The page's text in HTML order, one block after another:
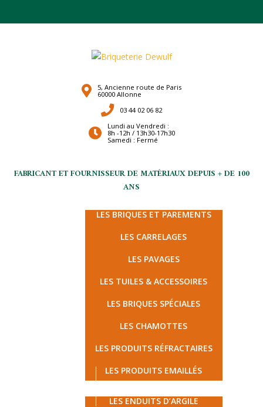
5, Ancienne route de Paris
60000 Allonne
03 44 02 06 82
Lundi au Vendredi :
8h -12h / 13h30-17h30
Samedi : Fermé
FABRICANT ET FOURNISSEUR DE MATÉRIAUX DEPUIS + DE 100
ANS
LES BRIQUES ET PAREMENTS
LES CARRELAGES
LES PAVAGES
LES TUILES & ACCESSOIRES
LES BRIQUES SPÉCIALES
LES CHAMOTTES
LES PRODUITS RÉFRACTAIRES
LES PRODUITS EMAILLÉS
LES ENDUITS D’ARGILE